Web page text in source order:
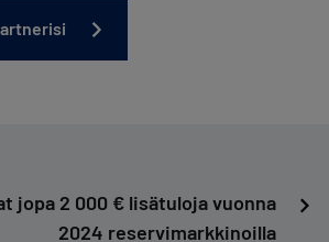
jopa 2 000 € lisätuloja vuonna
2024 reservimarkkinoilla